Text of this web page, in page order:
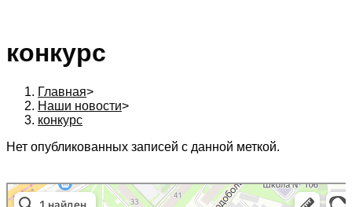
конкурс
Главная>
Наши новости>
конкурс
Нет опубликованных записей с данной меткой.
197342, г. Санкт-Петербург, Сердобольская ул., д. 64 к. 1, Бизнес центр
«Белый остров», 6 эт., оф. 620А. в Санкт‑Петербурге
Санкт‑Петербург